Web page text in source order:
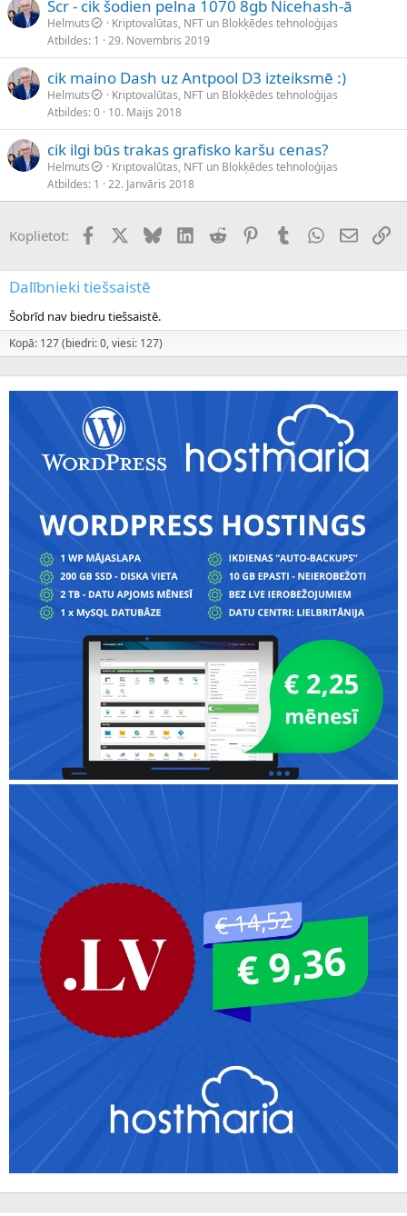
Scr - cik šodien pelna 1070 8gb Nicehash-ā
Helmuts
Kriptovalūtas, NFT un Blokķēdes tehnoloģijas
Atbildes 1 29. Novembris 2019
cik maino Dash uz Antpool D3 izteiksmē :)
Helmuts
Kriptovalūtas, NFT un Blokķēdes tehnoloģijas
Atbildes 0 10. Maijs 2018
cik ilgi būs trakas grafisko karšu cenas?
Helmuts
Kriptovalūtas, NFT un Blokķēdes tehnoloģijas
Atbildes 1 22. Janvāris 2018
Koplietot: FacebookX (Twitter)
BlueskyLinkedInReddit PinterestTumblrWhatsApp
E-pasts
Dalībnieki tiešsaistē
Šobrīd nav biedru tiešsaistē.
Kopā: 127 (biedri: 0, viesi: 127)